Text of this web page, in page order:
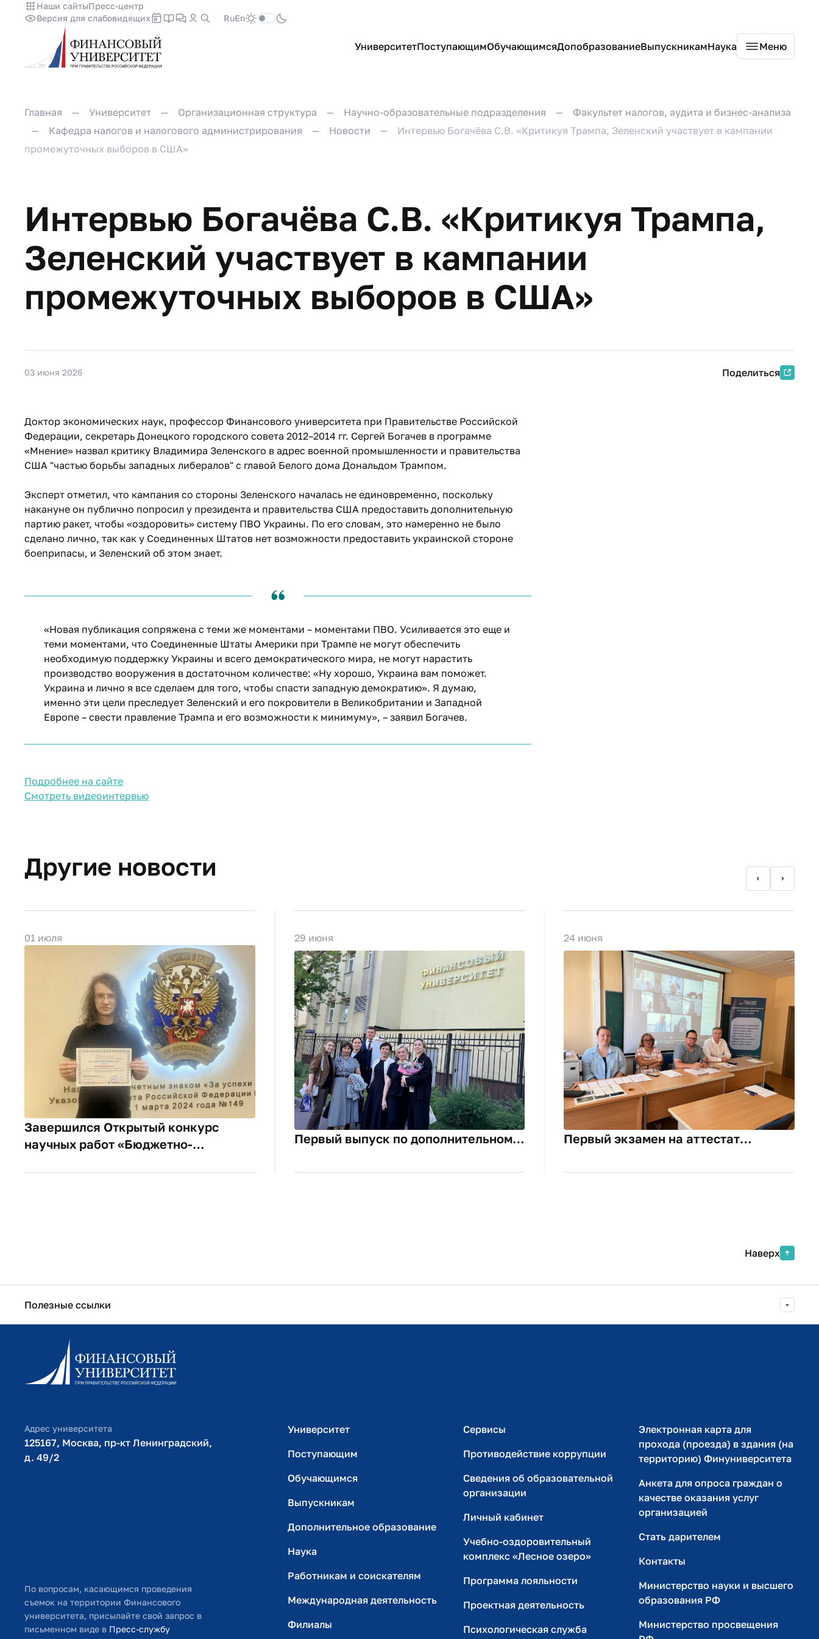
Наши сайтыПресс-центр
Версия для слабовидящих
RuEn
УниверситетПоступающимОбучающимсяДопобразованиеВыпускникамНаука Меню
Главная Университет Организационная структура Научно-образовательные подразделения
Факультет налогов, аудита и бизнес-анализа
Кафедра налогов и налогового администрирования
Новости
Интервью Богачёва С.В. «Критикуя Трампа, Зеленский участвует в кампании
промежуточных выборов в США»
Интервью Богачёва С.В. «Критикуя Трампа,
Зеленский участвует в кампании
промежуточных выборов в США»
03 июня 2026 Поделиться
Доктор экономических наук, профессор Финансового университета при Правительстве Российской
Федерации, секретарь Донецкого городского совета 2012–2014 гг. Сергей Богачев в программе
«Мнение» назвал критику Владимира Зеленского в адрес военной промышленности и правительства
США "частью борьбы западных либералов" с главой Белого дома Дональдом Трампом.
Эксперт отметил, что кампания со стороны Зеленского началась не единовременно, поскольку
накануне он публично попросил у президента и правительства США предоставить дополнительную
партию ракет, чтобы «оздоровить» систему ПВО Украины. По его словам, это намеренно не было
сделано лично, так как у Соединенных Штатов нет возможности предоставить украинской стороне
боеприпасы, и Зеленский об этом знает.
«Новая публикация сопряжена с теми же моментами – моментами ПВО. Усиливается это еще и
теми моментами, что Соединенные Штаты Америки при Трампе не могут обеспечить
необходимую поддержку Украины и всего демократического мира, не могут нарастить
производство вооружения в достаточном количестве: «Ну хорошо, Украина вам поможет.
Украина и лично я все сделаем для того, чтобы спасти западную демократию». Я думаю,
именно эти цели преследует Зеленский и его покровители в Великобритании и Западной
Европе – свести правление Трампа и его возможности к минимуму», – заявил Богачев.
Подробнее на сайте
Смотреть видеоинтервью
Другие новости
01 июля
Завершился Открытый конкурс
научных работ «Бюджетно-
29 июня
Первый выпуск по дополнительному
Профессиональный курс"
24 июня
Первый экзамен на аттестат
компании
Наверх
Полезные ссылки
Информационно-образовательный портал
Личный кабинет поступающего
Библиотечно-информационный комплекс
Адрес университета
125167, Москва, пр-кт Ленинградский,
д. 49/2​
По вопросам, касающимся проведения
съемок на территории Финансового
университета, присылайте свой запрос в
письменном виде в Пресс-службу
Университет
Поступающим
Обучающимся
Выпускникам
Дополнительное образование
Наука
Работникам и соискателям
Международная деятельность
Филиалы
Сервисы
Противодействие коррупции
Сведения об образовательной
организации
Личный кабинет
Учебно-оздоровительный
комплекс «Лесное озеро»
Программа лояльности
Проектная деятельность
Психологическая служба
Электронная карта для
прохода (проезда) в здания (на
территорию) Финуниверситета
Анкета для опроса граждан о
качестве оказания услуг
организацией
Стать дарителем
Контакты
Министерство науки и высшего
образования РФ
Министерство просвещения